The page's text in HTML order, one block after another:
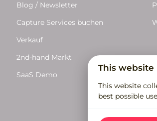
Blog / Newsletter
Capture Services buchen
Verkauf
2nd-hand Markt
SaaS Demo
This website
This website
best possible